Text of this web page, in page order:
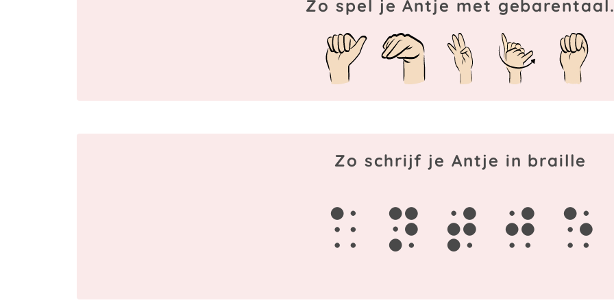
Zo spel je Antje met
Zo schrijf je Antje in braille
a n t j e